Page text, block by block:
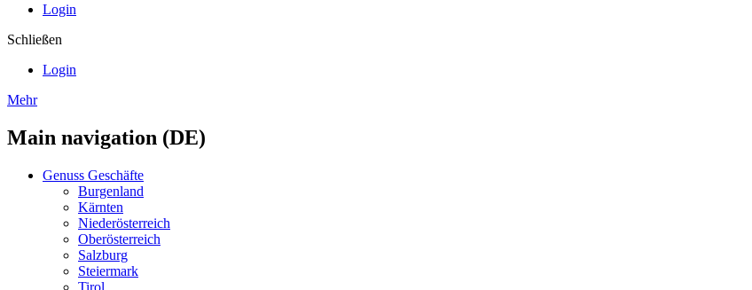
Login
Schließen
Login
Mehr
Main navigation (DE)
Genuss Geschäfte
Burgenland
Kärnten
Niederösterreich
Oberösterreich
Salzburg
Steiermark
Tirol